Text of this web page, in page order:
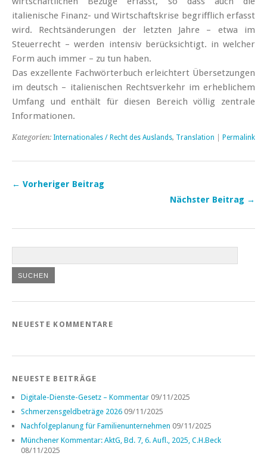
italienische Finanz- und Wirtschaftskrise begrifflich erfasst
wird. Rechtsänderungen der letzten Jahre – etwa im
Steuerrecht – werden intensiv berücksichtigt. in welcher
Form auch immer – zu tun haben.
Das exzellente Fachwörterbuch erleichtert Übersetzungen
im deutsch – italienischen Rechtsverkehr im erheblichem
Umfang und enthält für diesen Bereich völlig zentrale
Informationen.
Kategorien: Internationales / Recht des Auslands, Translation Permalink
← Vorheriger Beitrag
Nächster Beitrag →
NEUESTE KOMMENTARE
NEUESTE BEITRÄGE
Digitale-Dienste-Gesetz – Kommentar 09/11/2025
Schmerzensgeldbeträge 2026 09/11/2025
Nachfolgeplanung für Familienunternehmen 09/11/2025
Münchener Kommentar: AktG, Bd. 7, 6. Aufl., 2025, C.H.Beck
08/11/2025